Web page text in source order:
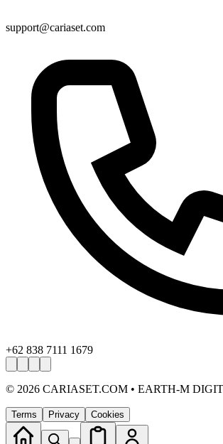
support@cariaset.com
+62 838 7111 1679
© 2026 CARIASET.COM • EARTH-M
Terms Privacy Cookies